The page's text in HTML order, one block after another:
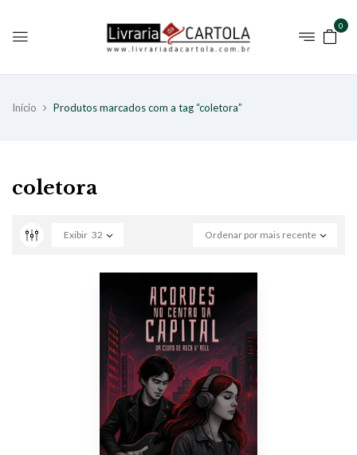
0
Início Produtos marcados com a tag “coletora”
coletora
Ordenar por mais recente
Exibir 32